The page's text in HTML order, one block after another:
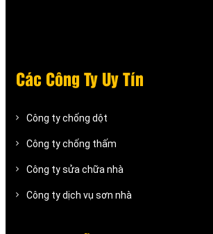
Các Công Ty Uy Tín
Công ty chống dột
Công ty chống thấm
Công ty sửa chữa nhà
Công ty dịch vụ sơn nhà